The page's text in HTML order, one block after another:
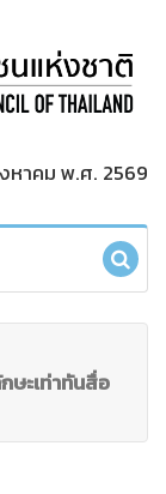
าคม พ.ศ. 2569
ษะเท่าทันสื่อ